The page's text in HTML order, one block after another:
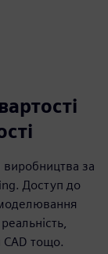
за
Доступ до
CAD тощо.